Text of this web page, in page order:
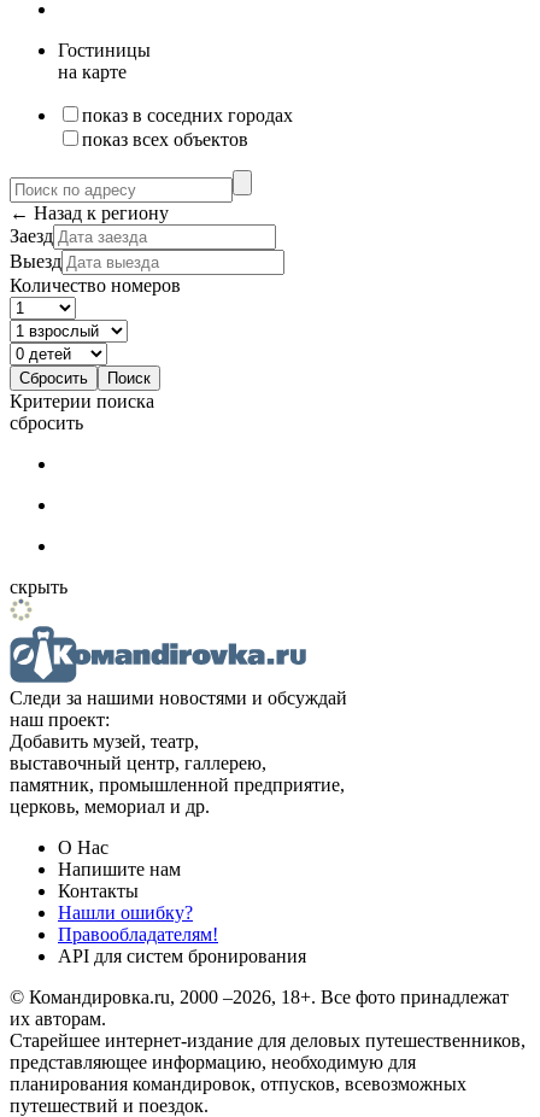
Гостиницы
на карте
показ в соседних городах
показ всех объектов
← Назад к региону
Заезд
Выезд
Количество номеров
Критерии поиска
сбросить
скрыть
Следи за нашими новостями и обсуждай
наш проект:
Добавить музей, театр,
выставочный центр, галлерею,
памятник, промышленной предприятие,
церковь, мемориал и др.
О Нас
Напишите нам
Контакты
Нашли ошибку?
Правообладателям!
API для систем бронирования
© Командировка.ru, 2000 –2026, 18+. Все фото принадлежат
их авторам.
Старейшее интернет-издание для деловых путешественников,
представляющее информацию, необходимую для
планирования командировок, отпусков, всевозможных
путешествий и поездок.